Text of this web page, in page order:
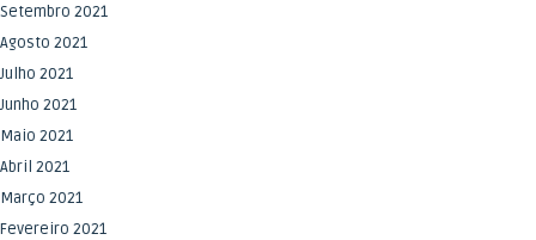
Setembro 2021
Agosto 2021
Julho 2021
Junho 2021
Maio 2021
Abril 2021
Março 2021
Fevereiro 2021